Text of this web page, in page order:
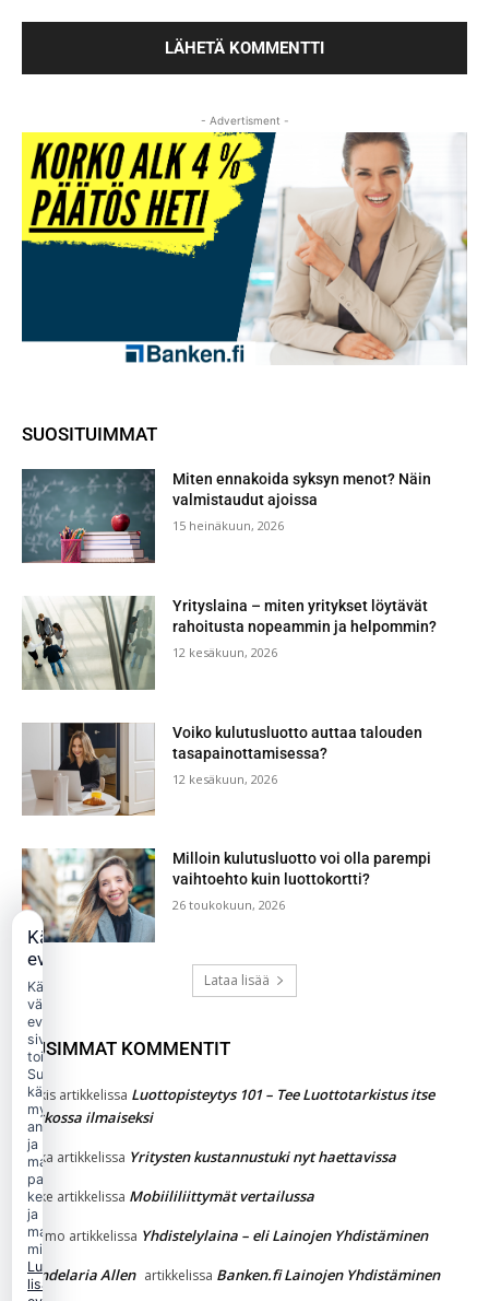
- Advertisment -
SUOSITUIMMAT
Miten ennakoida syksyn menot? Näin
valmistaudut ajoissa
15 heinäkuun, 2026
Yrityslaina – miten yritykset löytävät
rahoitusta nopeammin ja helpommin?
12 kesäkuun, 2026
Voiko kulutusluotto auttaa talouden
tasapainottamisessa?
12 kesäkuun, 2026
Milloin kulutusluotto voi olla parempi
vaihtoehto kuin luottokortti?
26 toukokuun, 2026
Lataa lisää
UUSIMMAT KOMMENTIT
Jukkis artikkelissa Luottopisteytys 101 – Tee Luottotarkistus itse
verkossa ilmaiseksi
jaska artikkelissa Yritysten kustannustuki nyt haettavissa
Jakke artikkelissa Mobiililiittymät vertailussa
Kimmo artikkelissa Yhdistelylaina – eli Lainojen Yhdistäminen
Candelaria Allen artikkelissa Banken.fi Lainojen Yhdistäminen
Käytämme
evästeitä
Käytämme
välttämättömiä
evästeitä
sivuston
toimintaan.
Suostumuksellasi
käytämme
myös
analytiikka-
ja
markkinointievästeitä
palvelun
kehittämiseen
ja
mainonnan
mittaamiseen.
Lue
lisää